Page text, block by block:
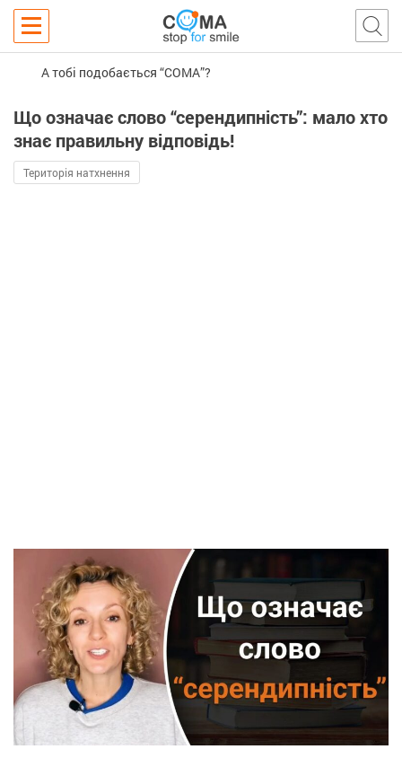
А тобі подобається “COMA”?
Що означає слово “серендипність”: мало хто
знає правильну відповідь!
Територія натхнення